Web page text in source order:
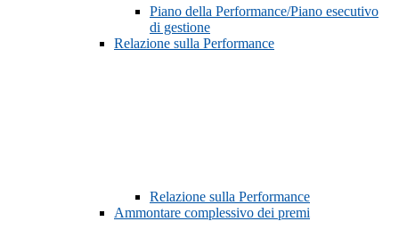
Piano della Performance/Piano esecutivo
di gestione
Relazione sulla Performance
Relazione sulla Performance
Ammontare complessivo dei premi